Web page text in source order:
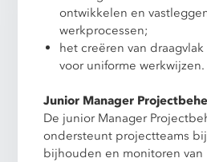
ontwikkelen en
werkprocessen;
het creëren van
voor uniforme werkwijzen.
Junior Manager
De junior Manager
ondersteunt projectteams
bijhouden en monitoren van